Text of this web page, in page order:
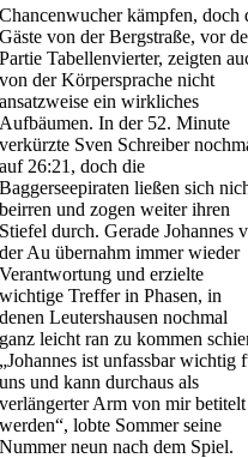
Chancenwucher kämpfen, doch
Gäste von der Bergstraße, vor
Partie Tabellenvierter, zeigten
von der Körpersprache nicht
ansatzweise ein wirkliches
Aufbäumen. In der 52. Minute
verkürzte Sven Schreiber
auf 26:21, doch die
Baggerseepiraten ließen sich
beirren und zogen weiter ihren
Stiefel durch. Gerade Johannes
der Au übernahm immer wieder
Verantwortung und erzielte
wichtige Treffer in Phasen, in
denen Leutershausen nochmal
ganz leicht ran zu kommen
„Johannes ist unfassbar wichtig
uns und kann durchaus als
verlängerter Arm von mir betitelt
werden“, lobte Sommer seine
Nummer neun nach dem Spiel.